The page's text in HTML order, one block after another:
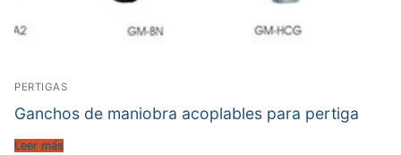
PERTIGAS
Ganchos de maniobra acoplables para pertiga
Leer más